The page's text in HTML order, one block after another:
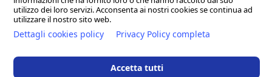
11’190,00 interamente versato - PEC brigitteitalia@pec.it
Via G. Rossini 35 - 62029 Tolentino (MC)
Tel.0733 972405-info@brigitteitalia.it
Condizioni generali di vendita
utilizzo dei loro servizi. Acconsenta ai nostri cookies se continua ad
utilizzare il nostro sito web.
Dettagli cookies policy Privacy Policy completa
Accetta tutti